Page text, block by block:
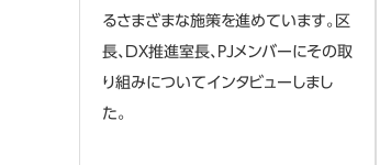
るさまざまな施策を進めています。区
長、DX推進室長、PJメンバーにその取
り組みについてインタビューしまし
た。​